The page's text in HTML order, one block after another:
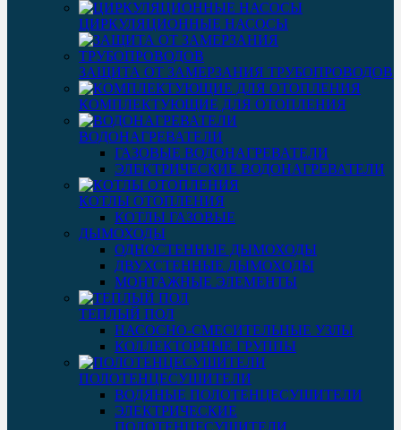
ЦИРКУЛЯЦИОННЫЕ НАСОСЫ
ЗАЩИТА ОТ ЗАМЕРЗАНИЯ ТРУБОПРОВОДОВ
КОМПЛЕКТУЮЩИЕ ДЛЯ ОТОПЛЕНИЯ
ВОДОНАГРЕВАТЕЛИ
ГАЗОВЫЕ ВОДОНАГРЕВАТЕЛИ
ЭЛЕКТРИЧЕСКИЕ ВОДОНАГРЕВАТЕЛИ
КОТЛЫ ОТОПЛЕНИЯ
КОТЛЫ ГАЗОВЫЕ
ДЫМОХОДЫ
ОДНОСТЕННЫЕ ДЫМОХОДЫ
ДВУХСТЕННЫЕ ДЫМОХОДЫ
МОНТАЖНЫЕ ЭЛЕМЕНТЫ
ТЕПЛЫЙ ПОЛ
НАСОСНО-СМЕСИТЕЛЬНЫЕ УЗЛЫ
КОЛЛЕКТОРНЫЕ ГРУППЫ
ПОЛОТЕНЦЕСУШИТЕЛИ
ВОДЯНЫЕ ПОЛОТЕНЦЕСУШИТЕЛИ
ЭЛЕКТРИЧЕСКИЕ
ПОЛОТЕНЦЕСУШИТЕЛИ